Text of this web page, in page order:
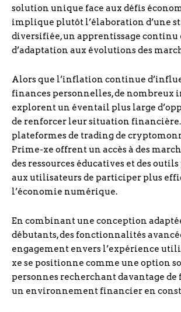
solution unique face aux défis
implique plutôt l’élaboration d’une
diversifiée, un apprentissage continu
d’adaptation aux évolutions des
Alors que l’inflation continue
finances personnelles, de nombreux
explorent un éventail plus large
de renforcer leur situation financière.
plateformes de trading de
Prime-xe offrent un accès à des
des ressources éducatives et des
aux utilisateurs de participer plus
l’économie numérique.
En combinant une conception
débutants, des fonctionnalités
engagement envers l’expérience
xe se positionne comme une option
personnes recherchant davantage
un environnement financier en